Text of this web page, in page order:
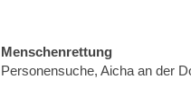
Menschenrettung
Personensuche, Aicha an der